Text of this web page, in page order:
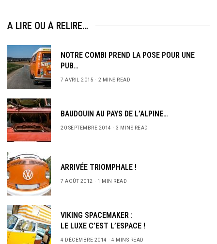
A LIRE OU À RELIRE…
NOTRE COMBI PREND LA POSE POUR UNE
PUB…
7 AVRIL 2015 2 MINS READ
BAUDOUIN AU PAYS DE L’ALPINE…
20 SEPTEMBRE 2014 3 MINS READ
ARRIVÉE TRIOMPHALE !
7 AOÛT 2012 1 MIN READ
VIKING SPACEMAKER :
LE LUXE C’EST L’ESPACE !
4 DÉCEMBRE 2014 4 MINS READ